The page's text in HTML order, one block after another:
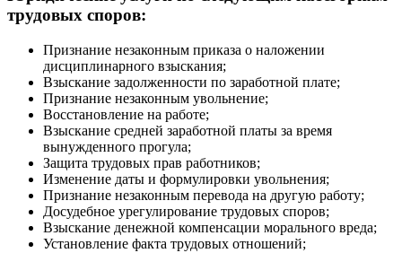
трудовых споров:
Признание незаконным приказа о наложении
дисциплинарного взыскания;
Взыскание задолженности по заработной плате;
Признание незаконным увольнение;
Восстановление на работе;
Взыскание средней заработной платы за время
вынужденного прогула;
Защита трудовых прав работников;
Изменение даты и формулировки увольнения;
Признание незаконным перевода на другую работу;
Досудебное урегулирование трудовых споров;
Взыскание денежной компенсации морального вреда;
Установление факта трудовых отношений;